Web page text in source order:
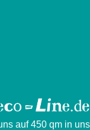
auf 450 qm in